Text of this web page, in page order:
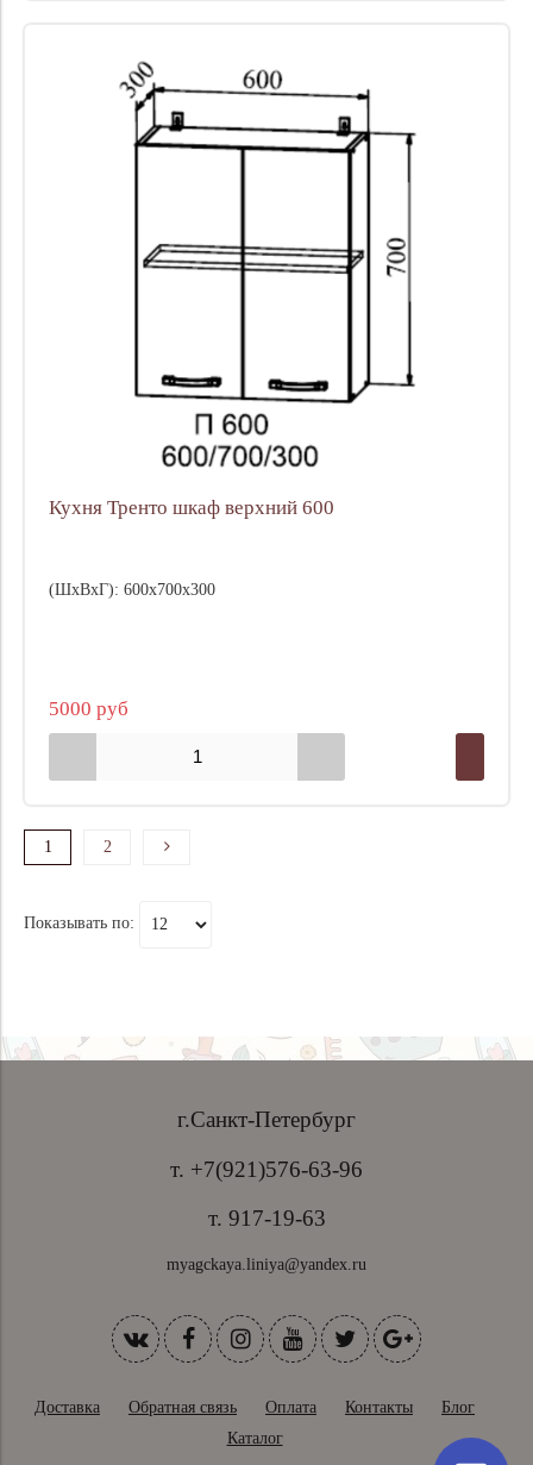
Кухня Тренто шкаф верхний 600
(ШхВхГ): 600х700х300
5000 руб
1 2
Показывать по:
г.Санкт-Петербург
т. +7(921)576-63-96
т. 917-19-63
myagckaya.liniya@yandex.ru
Доставка Обратная связь Оплата Контакты
Блог
Каталог